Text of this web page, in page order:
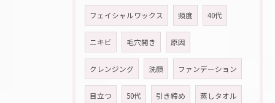
フェイシャルワックス 頻度 40代
ニキビ 毛穴開き 原因
クレンジング 洗顔 ファンデーション
目立つ 50代 引き締め 蒸しタオル